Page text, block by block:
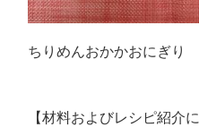
ちりめんおかかおにぎり
【材料およびレシピ紹介